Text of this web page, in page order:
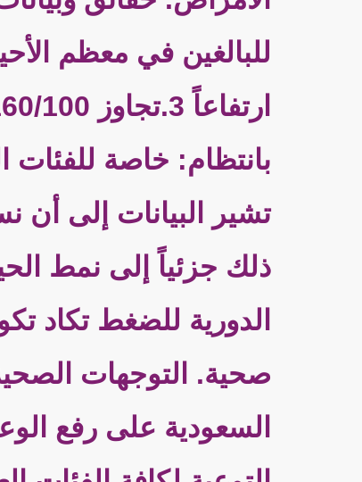
بانتظام: خاصة
تشير البيانات إلى
ذلك جزئياً إلى نمط
الدورية للضغط تكاد
صحية. التوجهات
السعودية على رفع